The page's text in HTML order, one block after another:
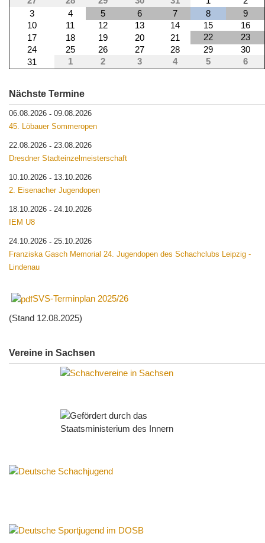
3
4 5 6 7 8
9
10
11 12 13 14 15
16
17
18 19 20 21 22
23
24
25 26 27 28 29
30
31
1 2 3 4 5 6
Nächste Termine
06.08.2026 - 09.08.2026
45. Löbauer Sommeropen
22.08.2026 - 23.08.2026
Dresdner Stadteinzelmeisterschaft
10.10.2026 - 13.10.2026
2. Eisenacher Jugendopen
18.10.2026 - 24.10.2026
IEM U8
24.10.2026 - 25.10.2026
Franziska Gasch Memorial 24. Jugendopen des Schachclubs Leipzig -
Lindenau
SVS-Terminplan 2025/26
(Stand 12.08.2025)
Vereine in Sachsen